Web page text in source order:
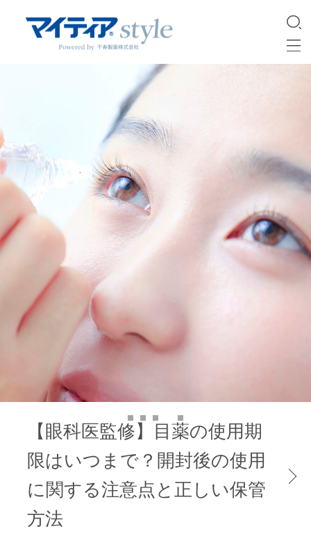
【眼科医監修】目薬の使用期
限はいつまで？開封後の使用
に関する注意点と正しい保管
方法
目がかすむ原因とは？目のか
すみが関わる病気や目のかす
みの対策を解説